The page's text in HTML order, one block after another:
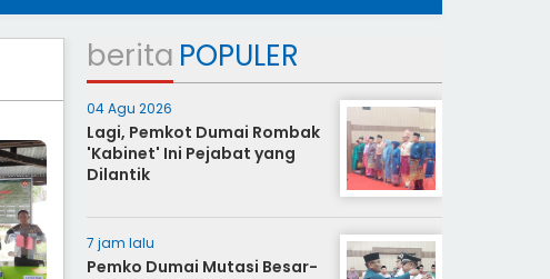
berita POPULER
04 Agu 2026
Lagi, Pemkot Dumai Rombak
'Kabinet' Ini Pejabat yang
Dilantik
7 jam lalu
Pemko Dumai Mutasi Besar-